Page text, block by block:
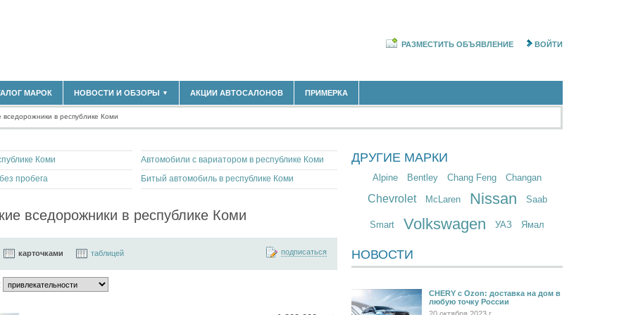
(14298)
РАЗМЕСТИТЬ ОБЪЯВЛЕНИЕ ВОЙТИ
МАРОК НОВОСТИ И ОБЗОРЫ ▼
НОВОСТИ РЫНКА
МАТЕРИАЛЫ ПАРТНЕРОВ
ВЫСТАВКИ И АВТОСАЛОНЫ
АКЦИИ АВТОСАЛОНОВ ПРИМЕРКА
вседорожники в республике Коми
Коми
Автомобили с вариатором в республике Коми
пробега
Битый автомобиль в республике Коми
вседорожники в республике Коми
карточками таблицей подписаться
ДРУГИЕ МАРКИ
Alpine Bentley Chang Feng Changan
Chevrolet McLaren Nissan Saab
Smart Volkswagen УАЗ Ямал
НОВОСТИ
CHERY c Ozon: доставка на дом в
любую точку России